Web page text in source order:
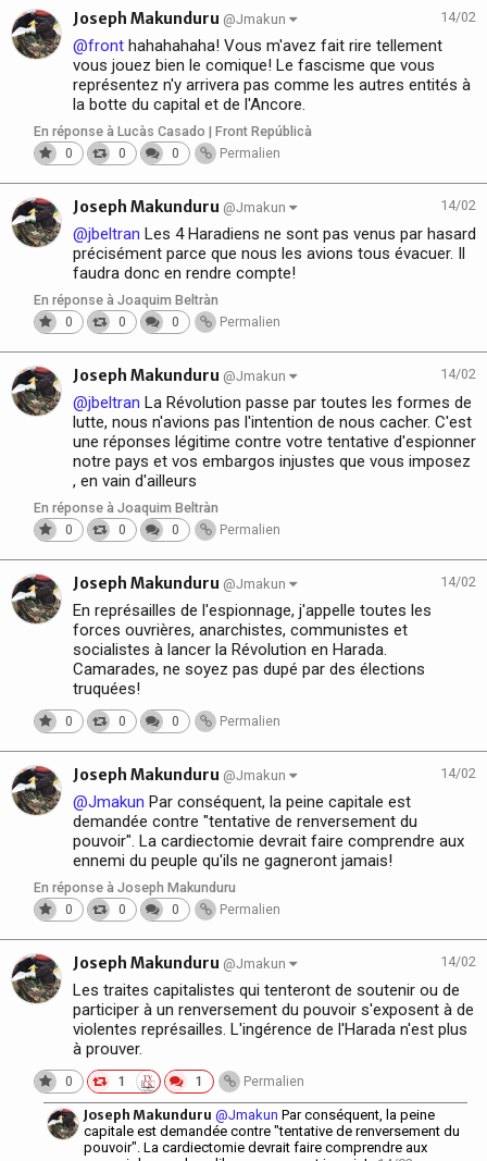
14/02
Joseph Makunduru @Jmakun
@front hahahahaha! Vous m'avez fait rire tellement
vous jouez bien le comique! Le fascisme que vous
représentez n'y arrivera pas comme les autres entités à
la botte du capital et de l'Ancore.
En réponse à Lucàs Casado | Front Repúblicà
0
0 0 Permalien
14/02
Joseph Makunduru @Jmakun
@jbeltran Les 4 Haradiens ne sont pas venus par hasard
précisément parce que nous les avions tous évacuer. Il
faudra donc en rendre compte!
En réponse à Joaquim Beltràn
0
0 0 Permalien
14/02
Joseph Makunduru @Jmakun
@jbeltran La Révolution passe par toutes les formes de
lutte, nous n'avions pas l'intention de nous cacher. C'est
une réponses légitime contre votre tentative d'espionner
notre pays et vos embargos injustes que vous imposez
, en vain d'ailleurs
En réponse à Joaquim Beltràn
0
0 0 Permalien
14/02
Joseph Makunduru @Jmakun
En représailles de l'espionnage, j'appelle toutes les
forces ouvrières, anarchistes, communistes et
socialistes à lancer la Révolution en Harada.
Camarades, ne soyez pas dupé par des élections
truquées!
0 0 0 Permalien
14/02
Joseph Makunduru @Jmakun
@Jmakun Par conséquent, la peine capitale est
demandée contre "tentative de renversement du
pouvoir". La cardiectomie devrait faire comprendre aux
ennemi du peuple qu'ils ne gagneront jamais!
En réponse à Joseph Makunduru
0
0 0 Permalien
14/02
Joseph Makunduru @Jmakun
Les traites capitalistes qui tenteront de soutenir ou de
participer à un renversement du pouvoir s'exposent à de
violentes représailles. L'ingérence de l'Harada n'est plus
à prouver.
0 1 1 Permalien
Joseph Makunduru @Jmakun Par conséquent, la peine
capitale est demandée contre "tentative de renversement du
pouvoir". La cardiectomie devrait faire comprendre aux